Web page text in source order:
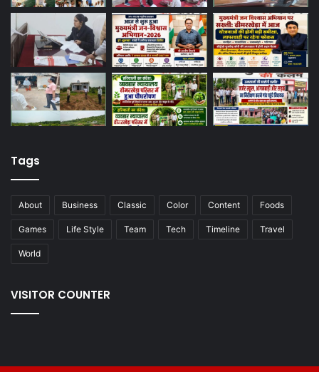
Tags
About Business Classic Color Content Foods
Games Life Style Team Tech Timeline Travel
World
VISITOR COUNTER